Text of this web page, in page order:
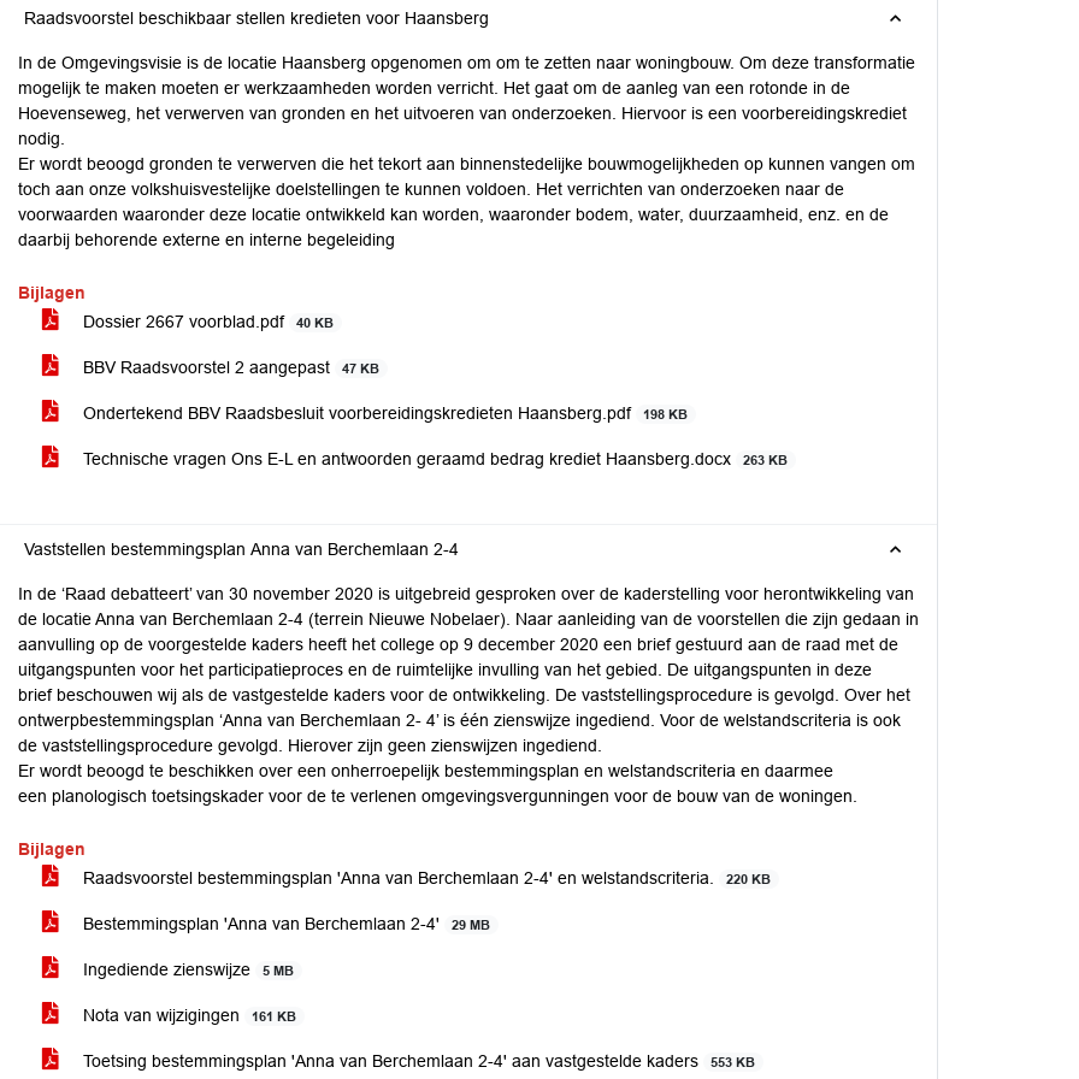
Raadsvoorstel beschikbaar stellen kredieten voor Haansberg
In de Omgevingsvisie is de locatie Haansberg opgenomen om om te zetten naar woningbouw. Om deze transformatie
mogelijk te maken moeten er werkzaamheden worden verricht. Het gaat om de aanleg van een rotonde in de
Hoevenseweg, het verwerven van gronden en het uitvoeren van onderzoeken. Hiervoor is een voorbereidingskrediet
nodig.
Er wordt beoogd gronden te verwerven die het tekort aan binnenstedelijke bouwmogelijkheden op kunnen vangen om
toch aan onze volkshuisvestelijke doelstellingen te kunnen voldoen. Het verrichten van onderzoeken naar de
voorwaarden waaronder deze locatie ontwikkeld kan worden, waaronder bodem, water, duurzaamheid, enz. en de
daarbij behorende externe en interne begeleiding
Bijlagen
Dossier 2667 voorblad.pdf
40 KB
BBV Raadsvoorstel 2 aangepast 47 KB
Ondertekend BBV Raadsbesluit voorbereidingskredieten Haansberg.pdf 198 KB
Technische vragen Ons E-L en antwoorden geraamd bedrag krediet Haansberg.docx 263 KB
Vaststellen bestemmingsplan Anna van Berchemlaan 2-4
In de ‘Raad debatteert’ van 30 november 2020 is uitgebreid gesproken over de kaderstelling voor herontwikkeling van
de locatie Anna van Berchemlaan 2-4 (terrein Nieuwe Nobelaer). Naar aanleiding van de voorstellen die zijn gedaan in
aanvulling op de voorgestelde kaders heeft het college op 9 december 2020 een brief gestuurd aan de raad met de
uitgangspunten voor het participatieproces en de ruimtelijke invulling van het gebied. De uitgangspunten in deze
brief beschouwen wij als de vastgestelde kaders voor de ontwikkeling. De vaststellingsprocedure is gevolgd. Over het
ontwerpbestemmingsplan ‘Anna van Berchemlaan 2- 4’ is één zienswijze ingediend. Voor de welstandscriteria is ook
de vaststellingsprocedure gevolgd. Hierover zijn geen zienswijzen ingediend.
Er wordt beoogd te beschikken over een onherroepelijk bestemmingsplan en welstandscriteria en daarmee
een planologisch toetsingskader voor de te verlenen omgevingsvergunningen voor de bouw van de woningen.
Bijlagen
Raadsvoorstel bestemmingsplan 'Anna van Berchemlaan 2-4' en welstandscriteria.
220 KB
Bestemmingsplan 'Anna van Berchemlaan 2-4' 29 MB
Ingediende zienswijze 5 MB
Nota van wijzigingen 161 KB
Toetsing bestemmingsplan 'Anna van Berchemlaan 2-4' aan vastgestelde kaders 553 KB